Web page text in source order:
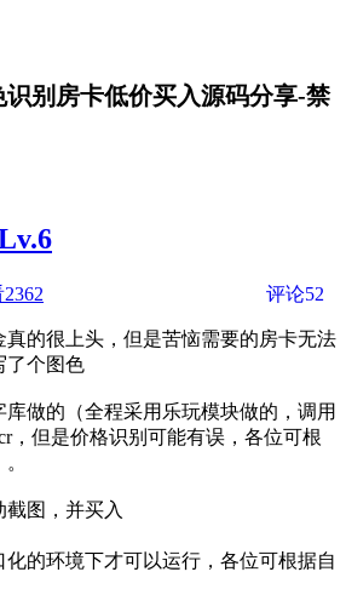
别房卡低价买入源码分享-禁
评论52
的很上头，但是苦恼需要的房卡无法
了个图色
做的（全程采用乐玩模块做的，调用
，但是价格识别可能有误，各位可根
图，并买入
化的环境下才可以运行，各位可根据自